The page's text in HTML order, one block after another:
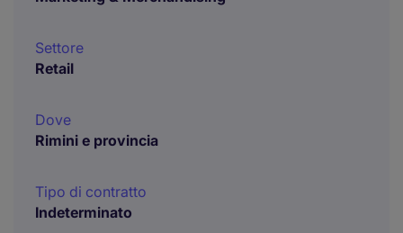
Settore
Retail
Dove
Rimini e provincia
Tipo di contratto
Indeterminato